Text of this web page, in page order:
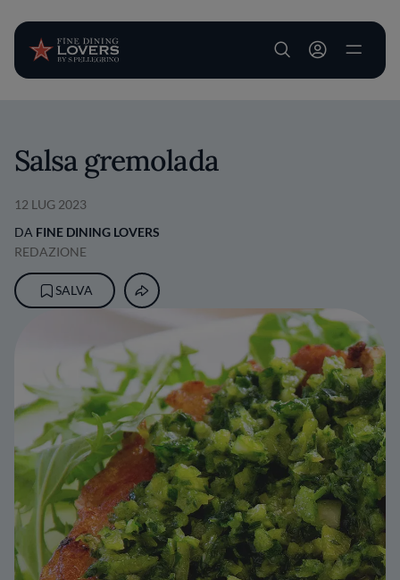
User account
Salsa gremolada
12 LUG 2023
DA FINE DINING LOVERS
REDAZIONE
SALVA